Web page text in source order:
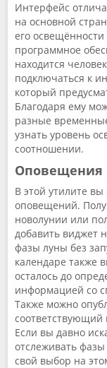
Интерфейс
на основной
его
программное
находится
подключаться к
который
Благодаря ему
разные
узнать уровень
соотношении.
Оповещения
В этой утилите
оповещений.
новолунии или
добавить виджет
фазы луны без
календаре также
осталось до
информацией со
Также можно
Если вы давно
отслеживать фазы
свой выбор на